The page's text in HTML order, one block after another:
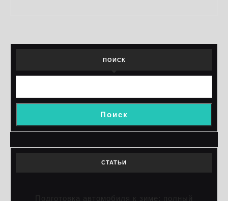
ПОИСК
Поиск
СТАТЬИ
Подготовка автомобиля к зиме: полный